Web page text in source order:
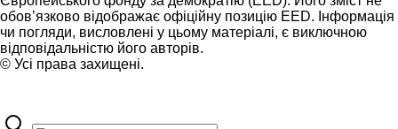
обов’язково відображає офіційну позицію EED. Інформація
чи погляди, висловлені у цьому матеріалі, є виключною
відповідальністю його авторів.
© Усі права захищені.